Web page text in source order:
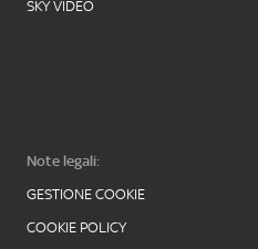
SKY VIDEO
Note legali:
GESTIONE COOKIE
COOKIE POLICY